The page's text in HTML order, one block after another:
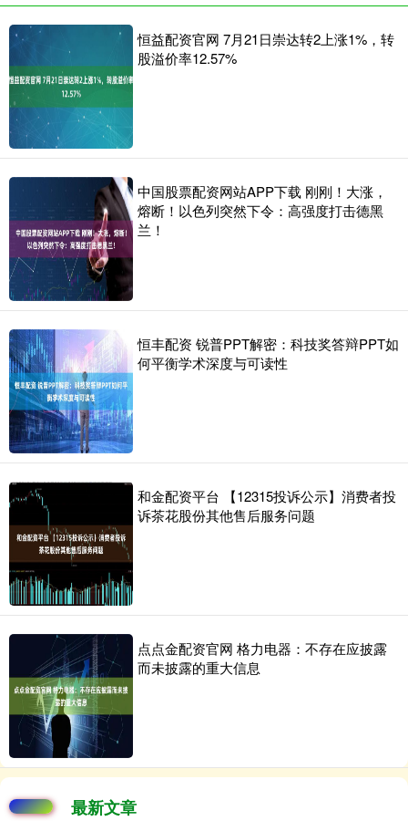
恒益配资官网 7月21日崇达转2上涨1%，转
股溢价率12.57%
中国股票配资网站APP下载 刚刚！大涨，
熔断！以色列突然下令：高强度打击德黑
兰！
恒丰配资 锐普PPT解密：科技奖答辩PPT如
何平衡学术深度与可读性
和金配资平台 【12315投诉公示】消费者投
诉茶花股份其他售后服务问题
点点金配资官网 格力电器：不存在应披露
而未披露的重大信息
最新文章